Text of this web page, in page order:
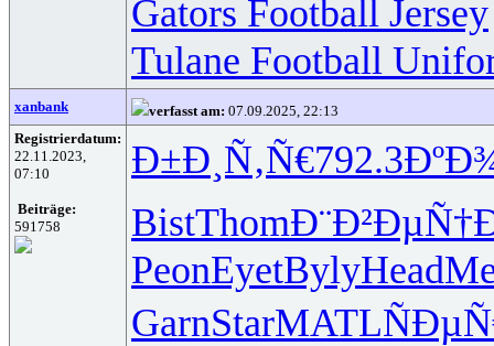
Gators Football Jersey
Tulane Football
xanbank verfasst am: 07.09.2025, 22:13
Registrierdatum:
22.11.2023,
07:10
Beiträge:
591758
Ð±Ð¸Ñ‚Ñ€792.3
BistThomÐ¨Ð²ÐµÑ†
PeonEyetBylyHead
GarnStarMATL